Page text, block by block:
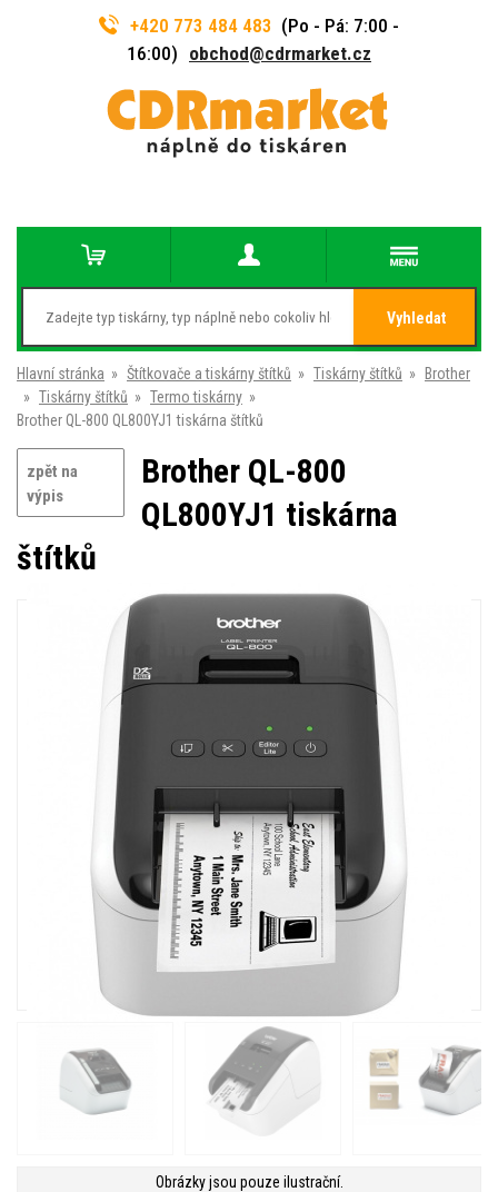
+420 773 484 483 (Po - Pá: 7:00 -
16:00) obchod@cdrmarket.cz
Vyhledat
Hlavní stránka » Štítkovače a tiskárny štítků » Tiskárny štítků »
Brother
» Tiskárny štítků » Termo tiskárny »
Brother QL-800 QL800YJ1 tiskárna štítků
zpět na
výpis
Brother QL-800
QL800YJ1 tiskárna
štítků
Obrázky jsou pouze ilustrační.